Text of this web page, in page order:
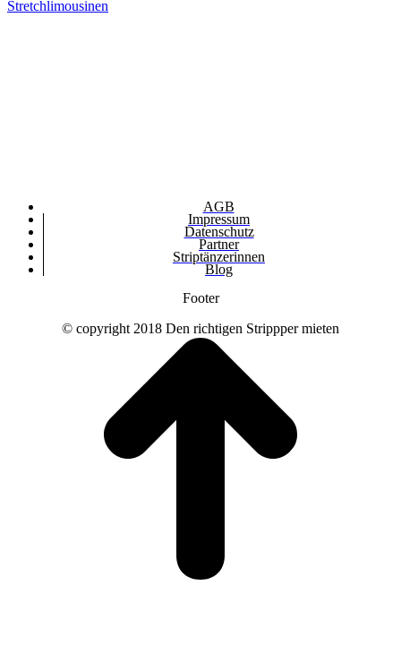
Stretchlimousinen
AGB
Impressum
Datenschutz
Partner
Striptänzerinnen
Blog
Footer
© copyright 2018 Den richtigen Strippper mieten